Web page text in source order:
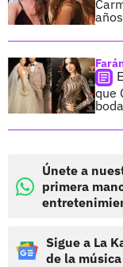
años
que
boda
Únete a
primera
Sigue a La
de la música